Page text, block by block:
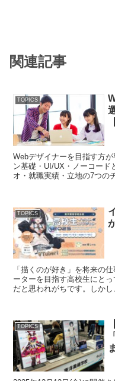
関連記事
TOPICS
Webデザイナーを目指す方
ン基礎・UI/UX・ノーコード
オ・就職実績・立地の7つの
TOPICS
「描くのが好き」を将来の仕事に
ーターを目指す高校生にと
だと思われがちです。しか
TOPICS